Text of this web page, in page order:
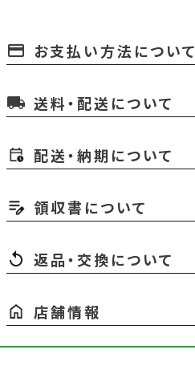
payment お支払い方法について
local_shipping 送料・配送について
配送・納期について
領収書について
返品・交換について
店舗情報